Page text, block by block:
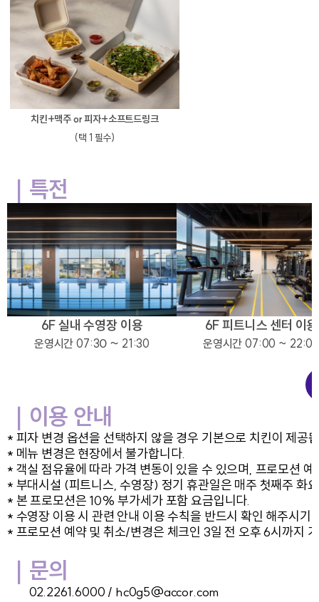
치킨+맥주 or 피자+소프트드링크
(택 1 필수)
｜ 특전
6F 실내 수영장 이용
운영시간 07:30 ~ 21:30
6F 피트니스 센터 이용
운영시간 07:00 ~
｜ 이용 안내
* 피자 변경 옵션을 선택하지 않을 경우 기본으로 치킨이 제공
* 메뉴 변경은 현장에서 불가합니다.
* 객실 점유율에 따라 가격 변동이 있을 수 있으며, 프로모션
* 부대시설 (피트니스, 수영장) 정기 휴관일은 매주 첫째주 화
* 본 프로모션은 10% 부가세가 포함 요금입니다.
* 수영장 이용 시 관련 안내 이용 수칙을 반드시 확인 해주시기
* 프로모션 예약 및 취소/변경은 체크인 3일 전 오후 6시까지
｜문의
02.2261.6000 / hc0g5@accor.com